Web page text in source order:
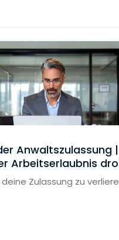
Anwaltszulassung
Arbeitserlaubnis
Zulassung zu